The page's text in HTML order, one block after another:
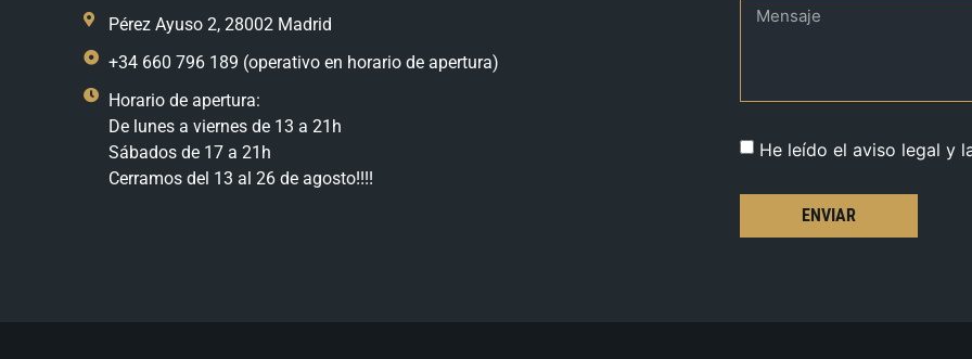
Pérez Ayuso 2, 28002 Madrid
+34 660 796 189 (operativo en horario de apertura)
Horario de apertura:
De lunes a viernes de 13 a 21h
Sábados de 17 a 21h
Cerramos del 13 al 26 de agosto!!!!
He leído el aviso legal y
ENVIAR